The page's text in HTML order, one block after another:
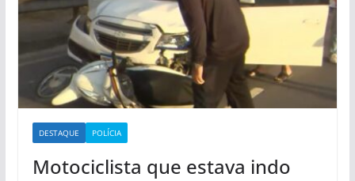
DESTAQUE POLÍCIA
Motociclista que estava indo